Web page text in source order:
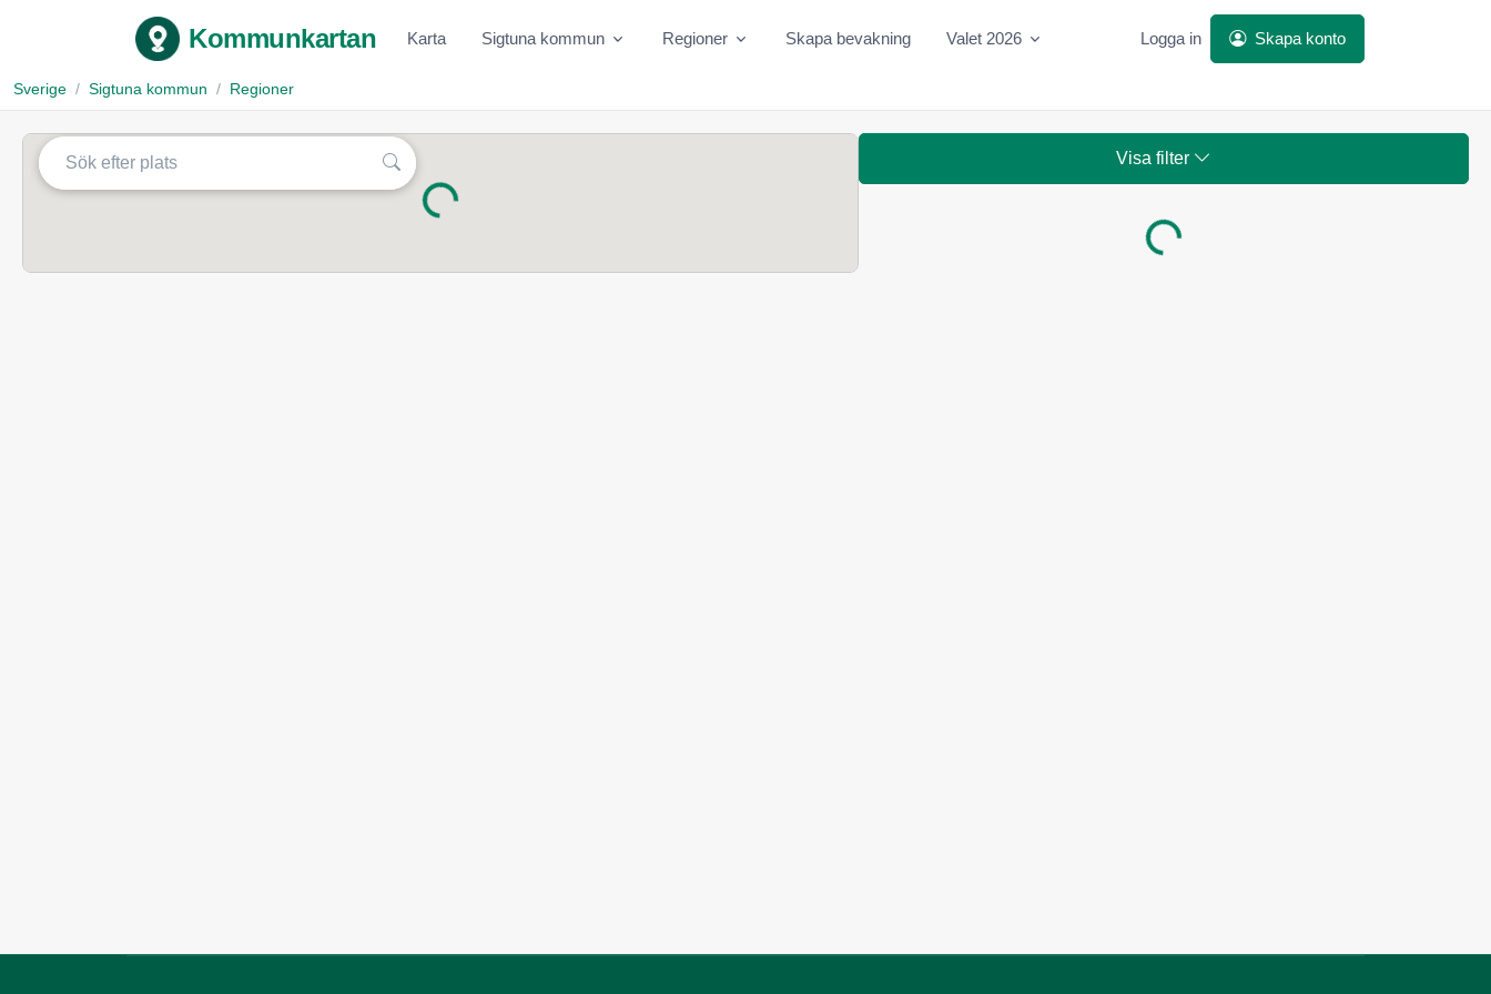
Kommunkartan Karta Sigtuna kommun Regioner Skapa bevakning Valet 2026 Logga in Skapa konto
Sverige Sigtuna kommun Regioner
Laddar...
Visa filter
Laddar...